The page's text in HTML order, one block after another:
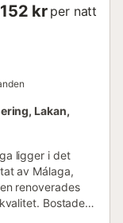
kr per natt
Lakan,
ligger i det
av Málaga,
renoverades
Bostaden